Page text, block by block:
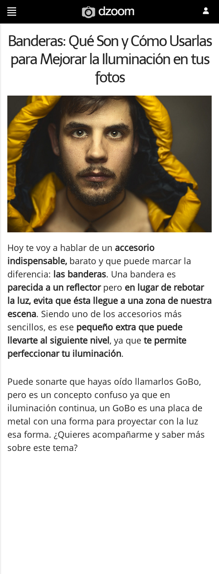
Banderas: Qué Son y Cómo Usarlas
para Mejorar la Iluminación en tus
fotos
Hoy te voy a hablar de un accesorio
indispensable, barato y que puede marcar la
diferencia: las banderas. Una bandera es
parecida a un reflectorpero en lugar de rebotar
la luz, evita que ésta llegue a una zona de nuestra
escena. Siendo uno de los accesorios más
sencillos, es ese pequeño extra que puede
llevarte al siguiente nivel, ya que te permite
perfeccionar tu iluminación.
Puede sonarte que hayas oído llamarlos GoBo,
pero es un concepto confuso ya que en
iluminación continua, un GoBo es una placa de
metal con una forma para proyectar con la luz
esa forma. ¿Quieres acompañarme y saber más
sobre este tema?